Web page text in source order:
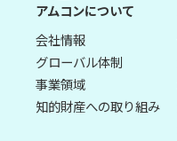
アムコンについて
会社情報
グローバル体制
事業領域
知的財産への取り組み